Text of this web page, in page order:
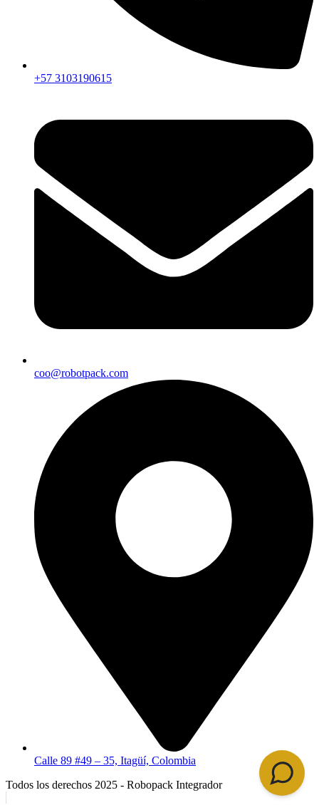
+57 3103190615
coo@robotpack.com
Calle 89 #49 – 35, Itagüí, Colombia
Todos los derechos 2025 - Robopack Integrador